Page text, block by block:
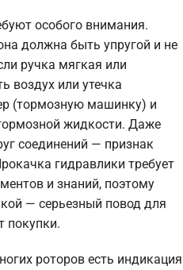
особого внимания.
должна быть упругой и не
ручка мягкая или
воздух или утечка
(тормозную машинку) и
жидкости. Даже
соединений — признак
гидравлики требует
и знаний, поэтому
— серьезный повод для
покупки.
роторов есть индикация